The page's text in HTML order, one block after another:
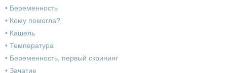
• Беременность
• Кому помогла?
• Кашель
• Температура
• Беременность, первый скрининг
• Зачатие